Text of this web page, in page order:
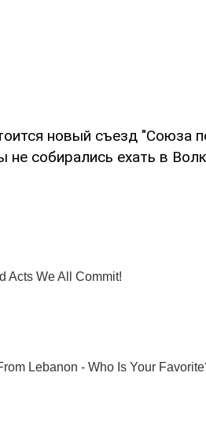
новый съезд "Союза
собирались ехать в